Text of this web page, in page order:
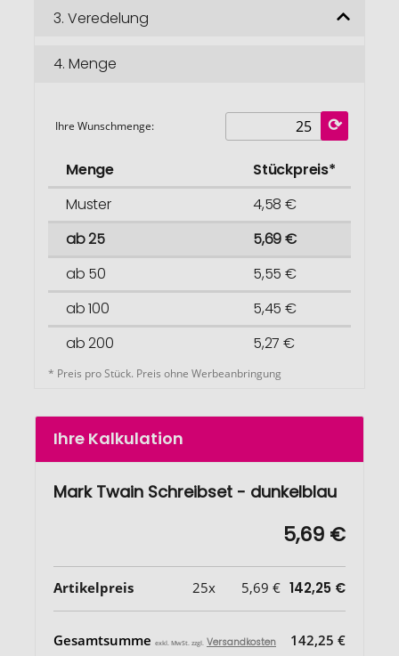
3. Veredelung
4. Menge
Ihre Wunschmenge:
Menge
Stückpreis*
Muster
4,58 €
ab 25
5,69 €
ab 50
5,55 €
ab 100
5,45 €
ab 200
5,27 €
* Preis pro Stück. Preis ohne Werbeanbringung
Ihre Kalkulation
Mark Twain Schreibset - dunkelblau
5,69 €
Artikelpreis 25x 5,69 € 142,25 €
Gesamtsumme exkl. MwSt. zzgl. Versandkosten 142,25 €